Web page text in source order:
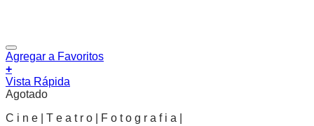
Agregar a Favoritos
+
Vista Rápida
Agotado
C i n e | T e a t r o | F o t o g r a f i a |